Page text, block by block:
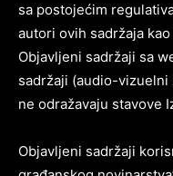
sa postojećim
autori ovih sadržaja
Objavljeni sadržaji sa
sadržaji (audio-
ne odražavaju stavove
Objavljeni sadržaji